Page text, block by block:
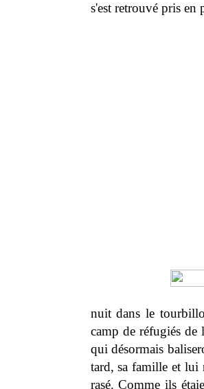
s'est retrouvé pris en
nuit dans le
camp de réfugiés
qui désormais
tard, sa famille et lui
rasé. Comme ils